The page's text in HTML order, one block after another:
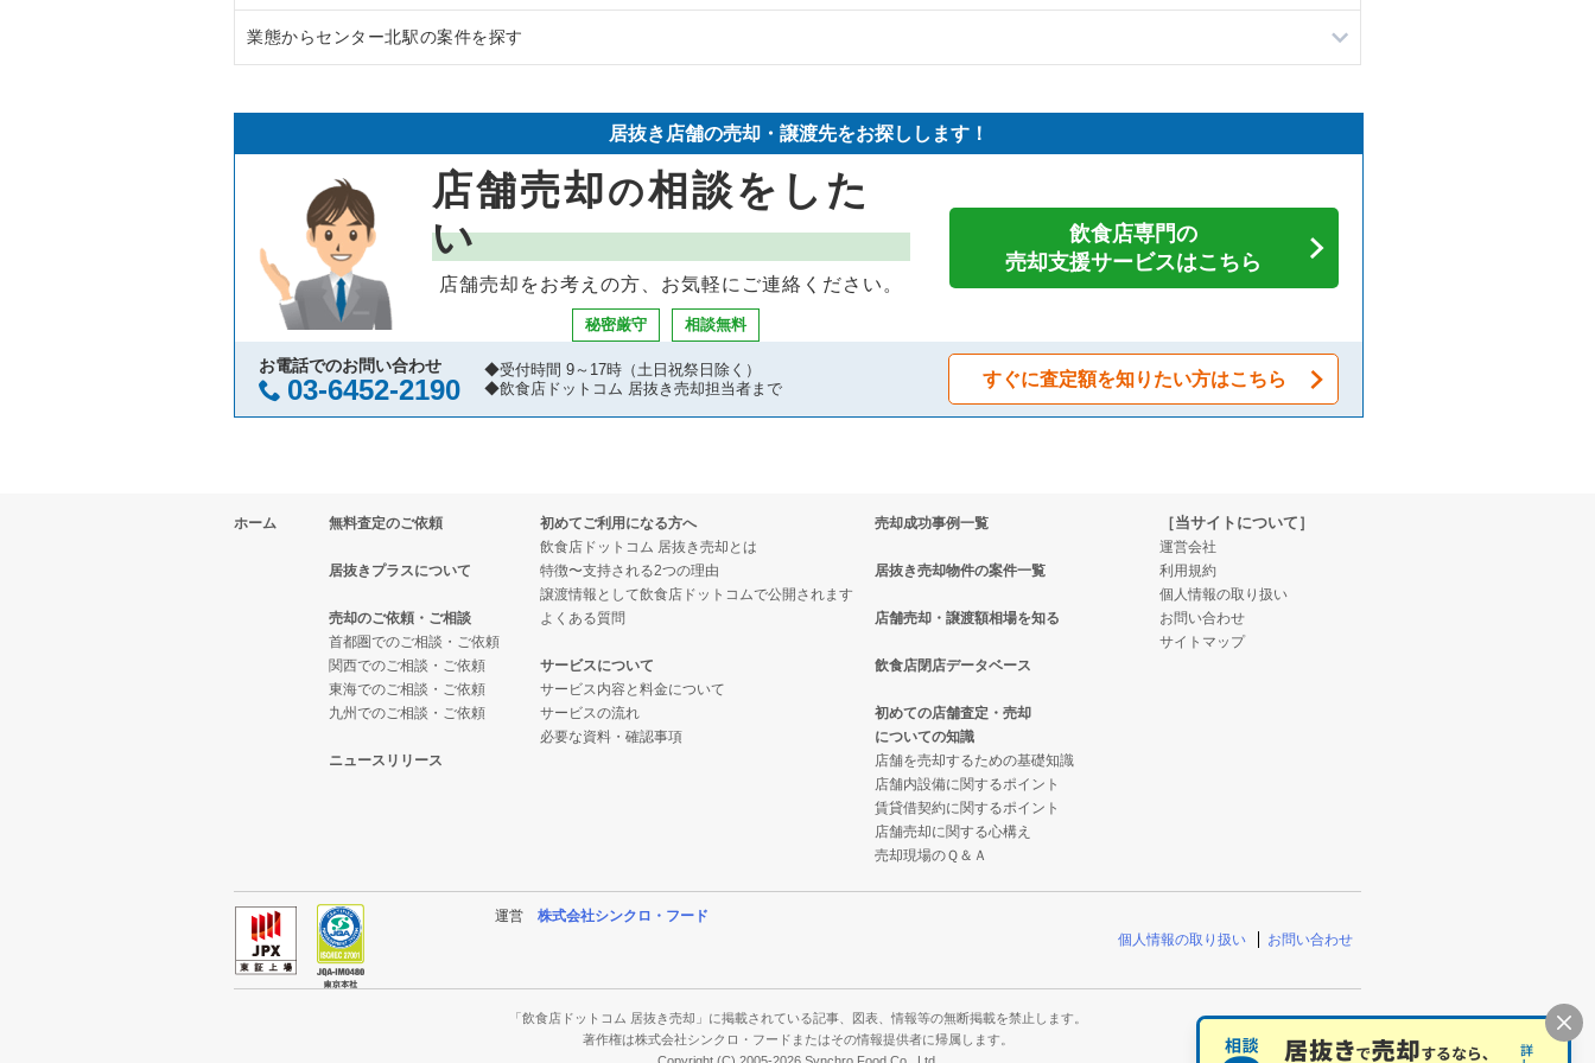
鎌倉市の飲食店の居抜き売却物件の案件一覧
川崎市高津区の飲食店の居抜き売却物件の案件一覧
横浜市鶴見区の飲食店の居抜き売却物件の案件一覧
川崎市中原区の飲食店の居抜き売却物件の案件一覧
横浜市中区の飲食店の居抜き売却物件の案件一覧
横浜市南区の飲食店の居抜き売却物件の案件一覧
横浜市港北区の飲食店の居抜き売却物件の案件一覧
横浜市都筑区の飲食店の居抜き売却物件の案件一覧
横浜市西区の飲食店の居抜き売却物件の案件一覧
川崎市宮前区の飲食店の居抜き売却物件の案件一覧
川崎市川崎区の飲食店の居抜き売却物件の案件一覧
横浜市金沢区の飲食店の居抜き売却物件の案件一覧
川崎市多摩区の飲食店の居抜き売却物件の案件一覧
中郡の飲食店の居抜き売却物件の案件一覧
三浦郡の飲食店の居抜き売却物件の案件一覧
神奈川県のラーメンの居抜き売却物件の案件一覧
神奈川県のイタリア料理の居抜き売却物件の案件一覧
神奈川県の中華の居抜き売却物件の案件一覧
神奈川県のそば・うどんの居抜き売却物件の案件一覧
神奈川県の寿司の居抜き売却物件の案件一覧
神奈川県の焼肉の居抜き売却物件の案件一覧
神奈川県の鉄板焼き・お好み焼の居抜き売却物件の案件一覧
神奈川県のカフェの居抜き売却物件の案件一覧
神奈川県のテイクアウトの居抜き売却物件の案件一覧
神奈川県のお弁当・惣菜・デリの居抜き売却物件の案件一覧
神奈川県のカラオケ・パブ・スナックの居抜き売却物件の案件一覧
神奈川県のバーの居抜き売却物件の案件一覧
神奈川県の和食の居抜き売却物件の案件一覧
神奈川県の洋食の居抜き売却物件の案件一覧
神奈川県のその他の居抜き売却物件の案件一覧
業態からセンター北駅の案件を探す
センター北駅のそば・うどんの居抜き売却物件の案件一覧
センター北駅の焼肉の居抜き売却物件の案件一覧
センター北駅のカフェの居抜き売却物件の案件一覧
センター北駅のお弁当・惣菜・デリの居抜き売却物件の案件一覧
センター北駅のバーの居抜き売却物件の案件一覧
センター北駅の居酒屋・ダイニングバーの居抜き売却物件の案件一覧
居抜き店舗の売却・譲渡先をお探しします！
店舗売却の相談をした
い
店舗売却をお考えの方、お気軽にご連絡ください。
秘密厳守 相談無料
飲食店専門の
売却支援サービスはこちら
お電話でのお問い合わせ
03-6452-2190
◆受付時間 9～17時（土日祝祭日除く）
◆飲食店ドットコム 居抜き売却担当者まで
すぐに査定額を知りたい方はこちら
ホーム 無料査定のご依頼
居抜きプラスについて
売却のご依頼・ご相談
首都圏でのご相談・ご依頼
関西でのご相談・ご依頼
東海でのご相談・ご依頼
九州でのご相談・ご依頼
ニュースリリース
初めてご利用になる方へ
飲食店ドットコム 居抜き売却とは
特徴〜支持される2つの理由
譲渡情報として飲食店ドットコムで公開されます
よくある質問
サービスについて
サービス内容と料金について
サービスの流れ
必要な資料・確認事項
売却成功事例一覧
居抜き売却物件の案件一覧
店舗売却・譲渡額相場を知る
飲食店閉店データベース
初めての店舗査定・売却
についての知識
店舗を売却するための基礎知識
店舗内設備に関するポイント
賃貸借契約に関するポイント
店舗売却に関する心構え
売却現場のＱ＆Ａ
［当サイトについて］
運営会社
利用規約
個人情報の取り扱い
お問い合わせ
サイトマップ
運営 株式会社シンクロ・フード
個人情報の取り扱い
お問い合わせ
「飲食店ドットコム 居抜き売却」に掲載されている記事、図表、情報等の無断掲載を禁止します。
著作権は株式会社シンクロ・フードまたはその情報提供者に帰属します。